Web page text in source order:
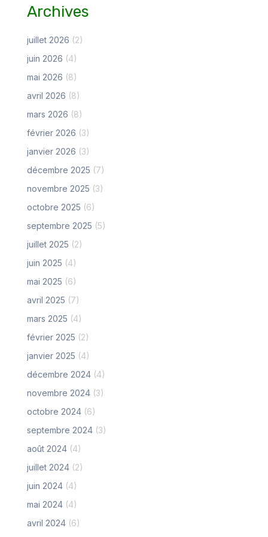
Archives
juillet 2026 (2)
juin 2026 (4)
mai 2026 (8)
avril 2026 (8)
mars 2026 (8)
février 2026 (3)
janvier 2026 (3)
décembre 2025 (7)
novembre 2025 (3)
octobre 2025 (6)
septembre 2025 (5)
juillet 2025 (2)
juin 2025 (4)
mai 2025 (6)
avril 2025 (7)
mars 2025 (4)
février 2025 (2)
janvier 2025 (4)
décembre 2024 (4)
novembre 2024 (3)
octobre 2024 (6)
septembre 2024 (3)
août 2024 (4)
juillet 2024 (2)
juin 2024 (4)
mai 2024 (4)
avril 2024 (6)